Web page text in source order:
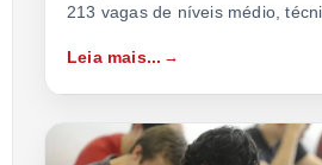
213 vagas de níveis médio,
Leia mais...